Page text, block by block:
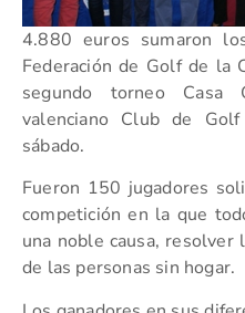
4.880 euros sumaron
Federación de Golf de la
segundo torneo Casa
valenciano Club de
sábado.
Fueron 150 jugadores
competición en la que
una noble causa, resolver
de las personas sin hogar.